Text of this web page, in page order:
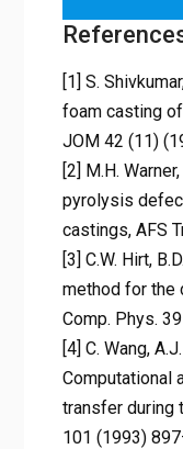
[1] S.
foam casting
JOM 42 (11)
[2] M.H.
pyrolysis
castings, AFS
[3] C.W. Hirt,
method for the
Comp. Phys.
[4] C. Wang,
Computational
transfer during
101 (1993)